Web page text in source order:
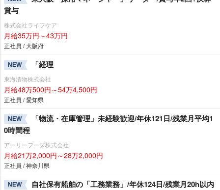
賞与
株式会社ライフケア
月給35万円～43万円
正社員 / 大阪府
NEW 「経理
東海漬物株式会社
月給48万500円～54万4,500円
正社員 / 愛知県
NEW
「物流・在庫管理」未経験歓迎/年休121日/残業月平均1
0時間程
アーリーフーズ株式会社
月給21万2,000円～28万2,000円
正社員 / 神奈川県
NEW 自社保有船舶の「工務業務」/年休124日/残業月20h以内